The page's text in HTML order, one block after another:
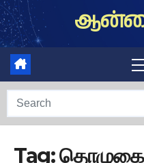
Skip
to
content
Tag: